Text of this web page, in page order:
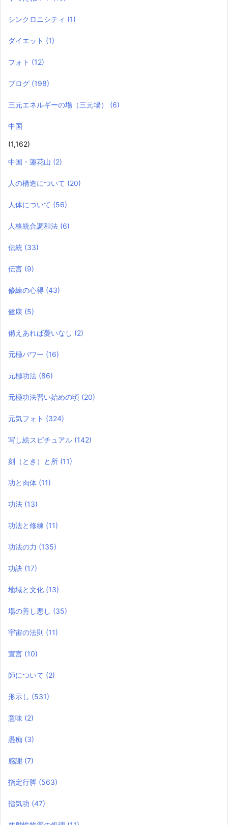
シンクロニシティ (1)
ダイエット (1)
フォト (12)
ブログ (198)
三元エネルギーの場（三元場） (6)
中国
(1,162)
中国・蓮花山 (2)
人の構造について (20)
人体について (56)
人格統合調和法 (6)
伝統 (33)
伝言 (9)
修練の心得 (43)
健康 (5)
備えあれば憂いなし (2)
元極パワー (16)
元極功法 (86)
元極功法習い始めの頃 (20)
元気フォト (324)
写し絵スピチュアル (142)
刻（とき）と所 (11)
功と肉体 (11)
功法 (13)
功法と修練 (11)
功法の力 (135)
功訣 (17)
地域と文化 (13)
場の善し悪し (35)
宇宙の法則 (11)
宣言 (10)
師について (2)
形示し (531)
意味 (2)
愚痴 (3)
感謝 (7)
指定行脚 (563)
指気功 (47)